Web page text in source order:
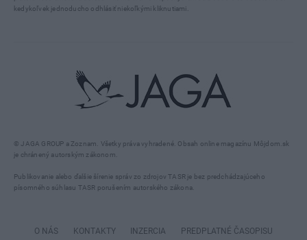
© JAGA GROUP a Zoznam. Všetky práva vyhradené. Obsah online magazínu Môjdom.sk
je chránený autorským zákonom.
Publikovanie alebo ďalšie šírenie správ zo zdrojov TASR je bez predchádzajúceho
písomného súhlasu TASR porušením autorského zákona.
kedykoľvek jednoducho odhlásiť niekoľkými kliknutiami.
O NÁS KONTAKTY INZERCIA PREDPLATNÉ ČASOPISU